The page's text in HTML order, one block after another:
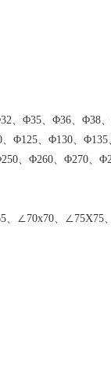
、Φ35、Φ36、Φ38
Φ125、Φ130、
、Φ260、Φ270、
、∠70x70、∠75X75